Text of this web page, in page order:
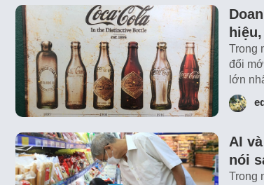
Trong
đổi
lớn
AI
nói
Trong